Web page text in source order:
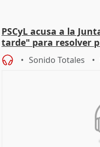
PSCyL acusa a la
tarde" para resolver
Sonido Totales